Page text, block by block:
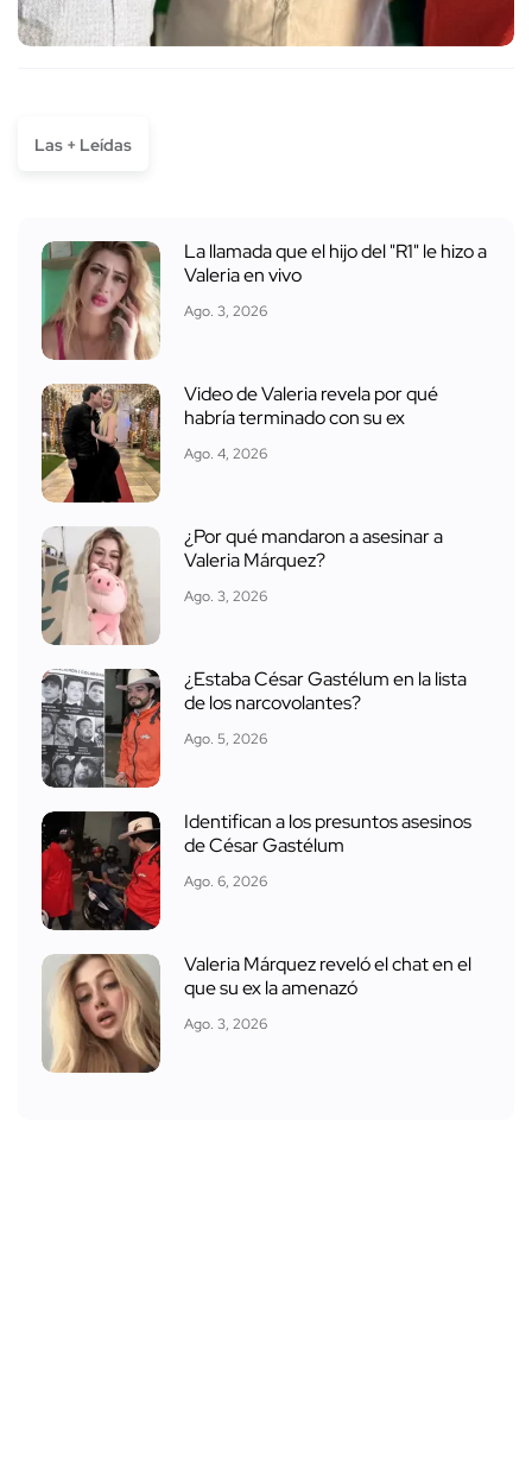
Las + Leídas
La llamada que el hijo del "R1" le hizo a
Valeria en vivo
Ago. 3, 2026
Video de Valeria revela por qué
habría terminado con su ex
Ago. 4, 2026
¿Por qué mandaron a asesinar a
Valeria Márquez?
Ago. 3, 2026
¿Estaba César Gastélum en la lista
de los narcovolantes?
Ago. 5, 2026
Identifican a los presuntos asesinos
de César Gastélum
Ago. 6, 2026
Valeria Márquez reveló el chat en el
que su ex la amenazó
Ago. 3, 2026